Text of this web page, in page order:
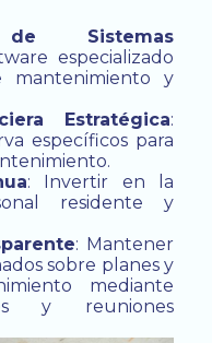
de Sistemas
especializado
mantenimiento y
Estratégica:
específicos para
: Invertir en la
residente y
: Mantener
sobre planes y
mediante
y reuniones